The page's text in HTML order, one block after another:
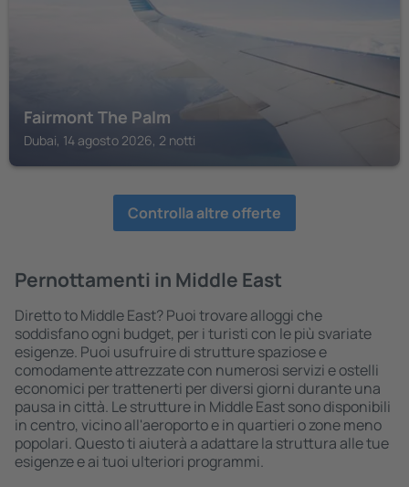
Fairmont The Palm
Dubai, 14 agosto 2026, 2 notti
Controlla altre offerte
Pernottamenti in Middle East
Diretto to Middle East? Puoi trovare alloggi che
soddisfano ogni budget, per i turisti con le più svariate
esigenze. Puoi usufruire di strutture spaziose e
comodamente attrezzate con numerosi servizi e ostelli
economici per trattenerti per diversi giorni durante una
pausa in città. Le strutture in Middle East sono disponibili
in centro, vicino all'aeroporto e in quartieri o zone meno
popolari. Questo ti aiuterà a adattare la struttura alle tue
esigenze e ai tuoi ulteriori programmi.